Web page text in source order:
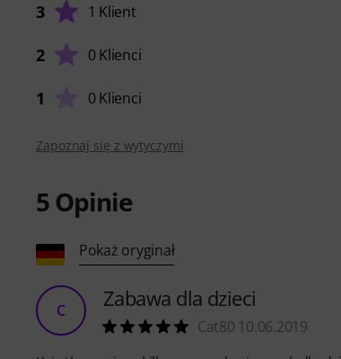
3 1 Klient
2 0 Klienci
1 0 Klienci
Zapoznaj się z wytyczymi
5Opinie
Pokaż oryginał
C Zabawa dla dzieci
Cat80 10.06.2019